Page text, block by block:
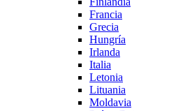
Francia
Grecia
Hungría
Irlanda
Italia
Letonia
Lituania
Moldavia